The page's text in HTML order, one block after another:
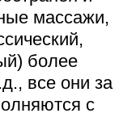
массажи,
более
все они за
с